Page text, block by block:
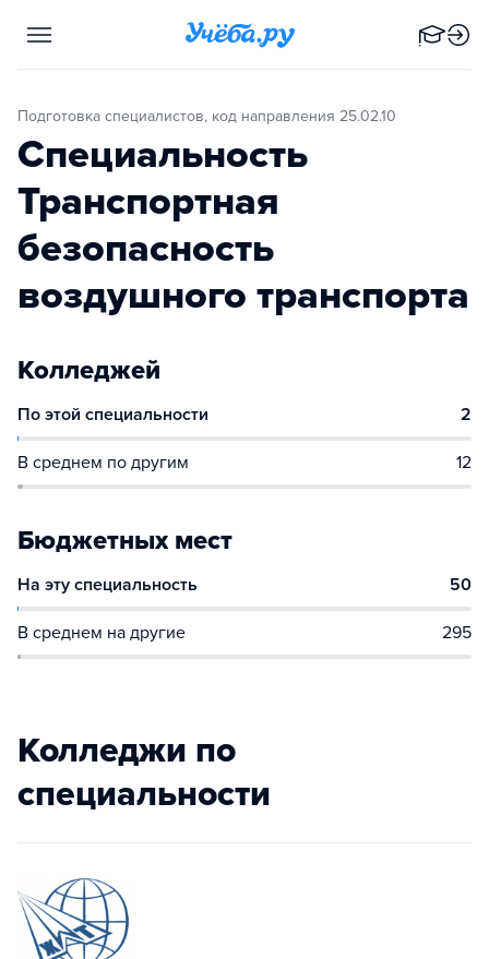
Подготовка специалистов, код направления 25.02.10
Специальность
Транспортная
безопасность
воздушного транспорта
Колледжей
По этой специальности 2
В среднем по другим 12
Бюджетных мест
На эту специальность 50
В среднем на другие 295
Колледжи по
специальности